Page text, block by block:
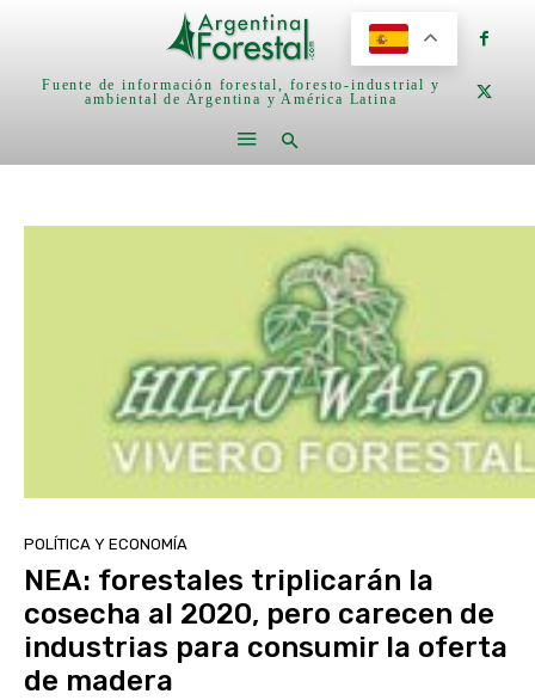
Fuente de información forestal, foresto-industrial y
ambiental de Argentina y América Latina
POLÍTICA Y ECONOMÍA
NEA: forestales triplicarán la
cosecha al 2020, pero carecen de
industrias para consumir la oferta
de madera